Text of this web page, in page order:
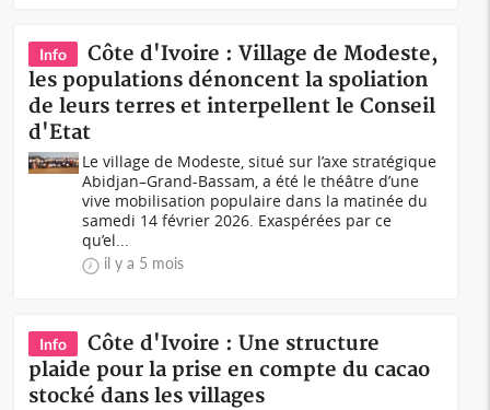
Info
Côte d'Ivoire : Village de Modeste,
les populations dénoncent la spoliation
de leurs terres et interpellent le Conseil
d'Etat
Le village de Modeste, situé sur l’axe stratégique
Abidjan–Grand-Bassam, a été le théâtre d’une
vive mobilisation populaire dans la matinée du
samedi 14 février 2026. Exaspérées par ce
qu’el...
il y a 5 mois
Info
Côte d'Ivoire : Une structure
plaide pour la prise en compte du cacao
stocké dans les villages